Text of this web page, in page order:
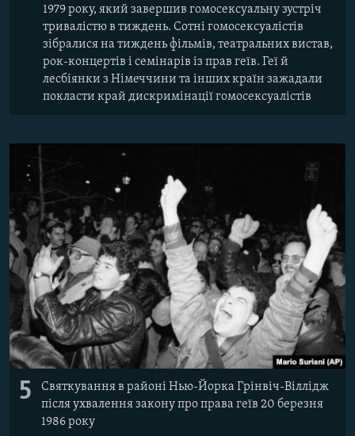
1979 року, який завершив гомосексуальну зустріч
тривалістю в тиждень. Сотні гомосексуалістів
зібралися на тиждень фільмів, театральних вистав,
рок-концертів і семінарів із прав геїв. Геї й
лесбіянки з Німеччини та інших країн зажадали
покласти край дискримінації гомосексуалістів
5
Святкування в районі Нью-Йорка Грінвіч-Віллідж
після ухвалення закону про права геїв 20 березня
1986 року